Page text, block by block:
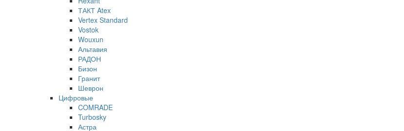
ТАКТ Atex
Vertex Standard
Vostok
Wouxun
Альтавия
РАДОН
Бизон
Гранит
Шеврон
Цифровые
COMRADE
Turbosky
Астра